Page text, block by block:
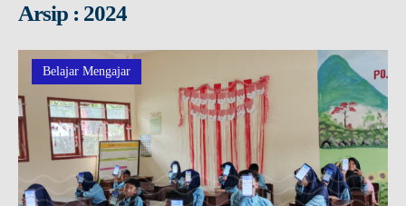
Arsip : 2024
Belajar Mengajar